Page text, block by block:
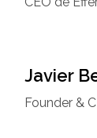
Javier
Founder &